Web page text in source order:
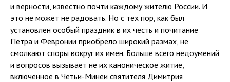
и верности, известно почти каждому жителю России. И
это не может не радовать. Но с тех пор, как был
установлен особый праздник в их честь и почитание
Петра и Февронии приобрело широкий размах, не
смолкают споры вокруг их имен. Больше всего недоумений
и вопросов вызывает не их каноническое житие,
включенное в Четьи-Минеи святителя Димитрия